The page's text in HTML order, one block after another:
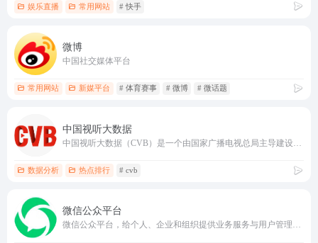
娱乐直播 常用网站 # 快手
微博
中国社交媒体平台
常用网站 新媒平台 # 体育赛事 # 微博 # 微话题
中国视听大数据
数据分析 热点排行 # cvb
微信公众平台
微信公众平台，给个人、企业和组织提供业务服务与用户管理能力的全新服务平台。